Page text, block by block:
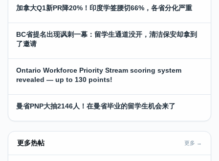
加拿大Q1新PR降20%！印度学签腰切66%，各省分化严重
BC省提名出现讽刺一幕：留学生通道没开，清洁保安却拿到
了邀请
Ontario Workforce Priority Stream scoring system
revealed — up to 130 points!
曼省PNP大抽2146人！在曼省毕业的留学生机会来了
更多热帖 更多 →